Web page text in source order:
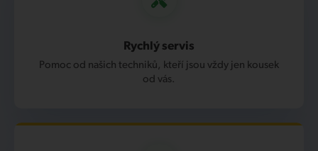
Rychlý servis
Pomoc od našich techniků, kteří jsou vždy jen kousek
od vás.